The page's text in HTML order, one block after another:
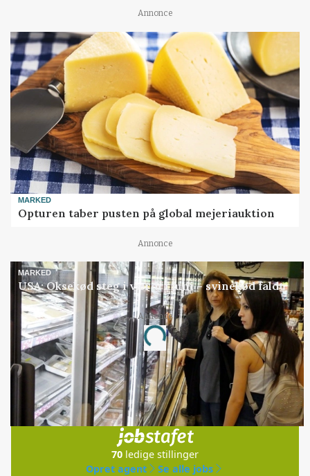
Annonce
MARKED
Opturen taber pusten på global mejeriauktion
Annonce
MARKED
USA: Oksekød steg i værdi i juni – svinekød faldt
Annonce
Loading...
Jobs
i samarbejde med
70 ledige stillinger
Opret agent
Se alle jobs